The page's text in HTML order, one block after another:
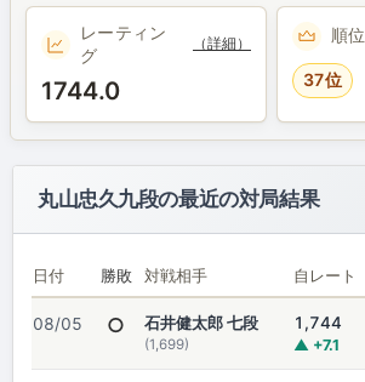
レーティン
グ
（詳細）
1744.0
順位
37位
丸山忠久九段の最近の対局結果
日付 勝敗 対戦相手 自レート
08/05 ○ 石井健太郎 七段
(1,699)
1,744
▲ +7.1